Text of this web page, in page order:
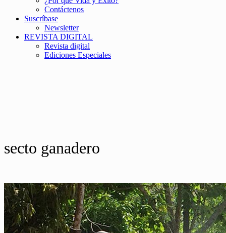
Contáctenos
Suscríbase
Newsletter
REVISTA DIGITAL
Revista digital
Ediciones Especiales
secto ganadero